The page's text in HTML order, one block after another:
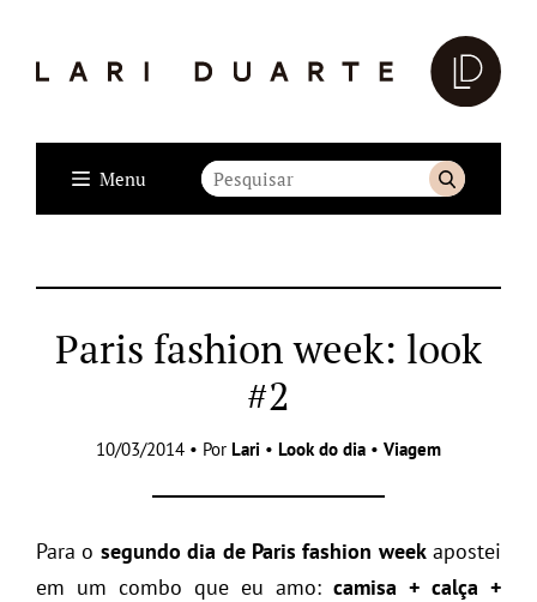
Menu
Paris fashion week: look
#2
10/03/2014 • Por Lari • Look do dia • Viagem
Para o segundo dia de Paris fashion weekapostei
em um combo que eu amo: camisa + calça +